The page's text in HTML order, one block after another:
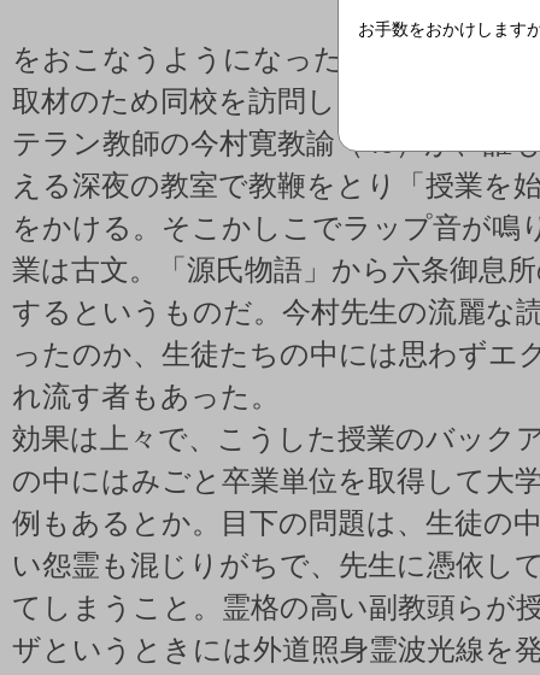
お手数をおかけします
をおこなうようになったという。
取材のため同校を訪問したのは草木も
テラン教師の今村寛教諭（49）が、誰
える深夜の教室で教鞭をとり「授業を
をかける。そこかしこでラップ音が鳴
業は古文。「源氏物語」から六条御息
するというものだ。今村先生の流麗な
ったのか、生徒たちの中には思わずエ
れ流す者もあった。
効果は上々で、こうした授業のバック
の中にはみごと卒業単位を取得して大
例もあるとか。目下の問題は、生徒の
い怨霊も混じりがちで、先生に憑依し
てしまうこと。霊格の高い副教頭らが
ザというときには外道照身霊波光線を